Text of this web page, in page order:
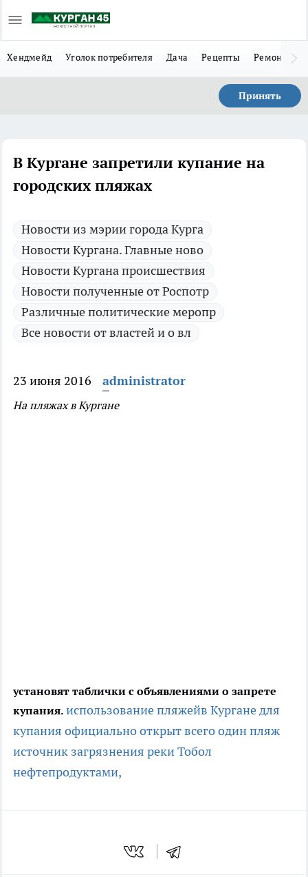
Хендмейд Уголок потребителя Дача Рецепты Ремонт
Принять
В Кургане запретили купание на
городских пляжах
Новости из мэрии города Курга
Новости Кургана. Главные ново
Новости Кургана происшествия
Новости полученные от Роспотр
Различные политические меропр
Все новости от властей и о вл
23 июня 2016 administrator
На пляжах в Кургане
установят таблички с объявлениями о запрете
купания. использование пляжейв Кургане для
купания официально открыт всего один пляж
источник загрязнения реки Тобол
нефтепродуктами,